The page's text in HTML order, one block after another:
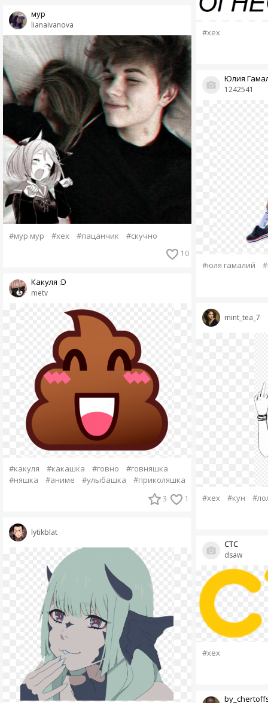
lianaivanova
мур
#мур мур #хех #пацанчик #скучно
10
metv
Какуля :D
#какуля #какашка #говно
#говняшка
#няшка
#аниме #улыбашка #приколяшка
3 1
lytikblat
#хех
1242541
Юлия
#юля гамалий
mint_tea_7
#хех #кун
dsaw
СТС
#хех